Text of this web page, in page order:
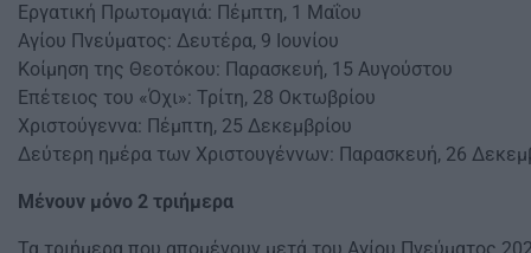
Εργατική Πρωτομαγιά: Πέμπτη, 1 Μαΐου
Αγίου Πνεύματος: Δευτέρα, 9 Ιουνίου
Κοίμηση της Θεοτόκου: Παρασκευή, 15 Αυγούστου
Επέτειος του «Όχι»: Τρίτη, 28 Οκτωβρίου
Χριστούγεννα: Πέμπτη, 25 Δεκεμβρίου
Δεύτερη ημέρα των Χριστουγέννων: Παρασκευή, 26
Μένουν μόνο 2 τριήμερα